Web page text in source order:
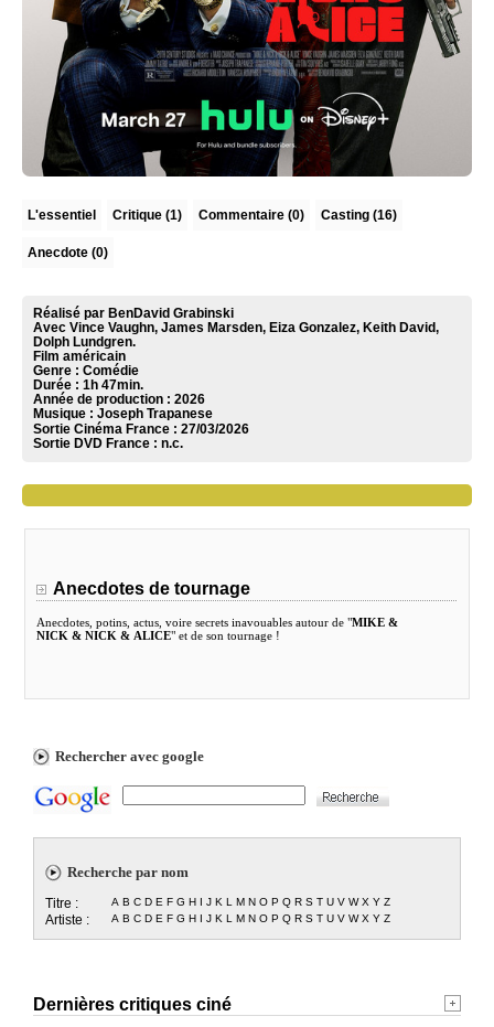
L'essentiel Critique (1) Commentaire (0) Casting (16)
Anecdote (0)
Réalisé par BenDavid Grabinski
Avec Vince Vaughn, James Marsden, Eiza Gonzalez, Keith David,
Dolph Lundgren.
Film américain
Genre : Comédie
Durée : 1h 47min.
Année de production : 2026
Musique : Joseph Trapanese
Sortie Cinéma France : 27/03/2026
Sortie DVD France : n.c.
Anecdotes de tournage
Anecdotes, potins, actus, voire secrets inavouables autour de "MIKE &
NICK & NICK & ALICE" et de son tournage !
Rechercher avec google
Recherche par nom
Titre : A B C D E F G H J K L M N O P Q R S T U V W X Y Z
Artiste : A B C D E F G H J K L M N O P Q R S T U V W X Y Z
Dernières critiques ciné